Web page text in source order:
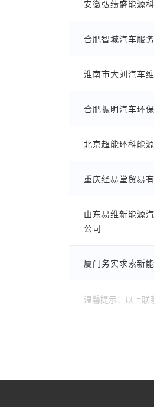
安徽弘绩盛能源
合肥智城汽车服
淮南市大刘汽车
合肥振明汽车环
北京超能环科能
重庆经易堂贸易
山东易维新能源
公司
厦门务实求索新
温馨提示：以上联